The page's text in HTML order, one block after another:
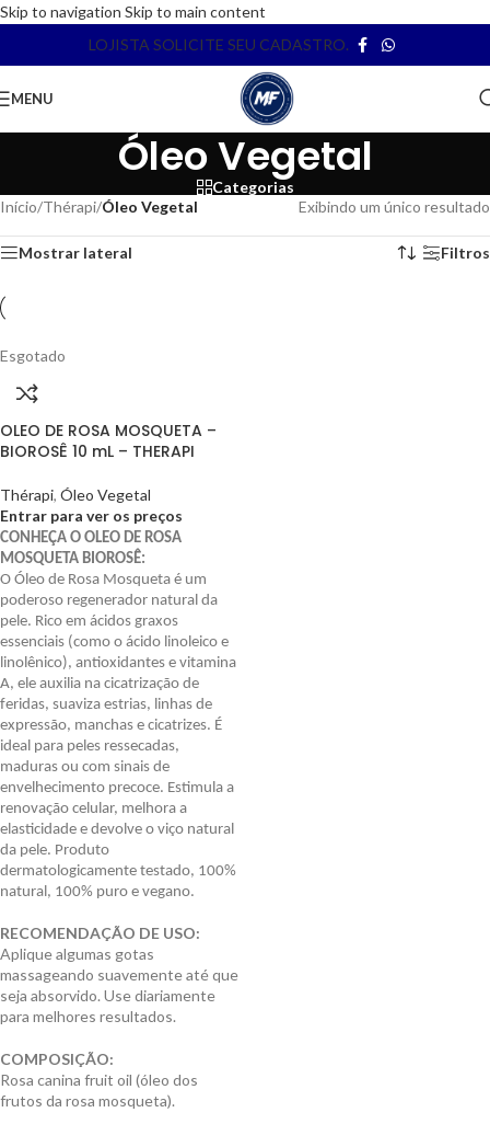
Skip to navigation Skip to main content
LOJISTA SOLICITE SEU CADASTRO.
MENU
Óleo Vegetal
Categorias
Início/Thérapi/Óleo Vegetal Exibindo um único resultado
Mostrar lateral Filtros
Esgotado
OLEO DE ROSA MOSQUETA –
BIOROSÊ 10 mL – THERAPI
Thérapi, Óleo Vegetal
Entrar para ver os preços
CONHEÇA O OLEO DE ROSA
MOSQUETA BIOROSÊ:
O Óleo de Rosa Mosqueta é um
poderoso regenerador natural da
pele. Rico em ácidos graxos
essenciais (como o ácido linoleico e
linolênico), antioxidantes e vitamina
A, ele auxilia na cicatrização de
feridas, suaviza estrias, linhas de
expressão, manchas e cicatrizes. É
ideal para peles ressecadas,
maduras ou com sinais de
envelhecimento precoce. Estimula a
renovação celular, melhora a
elasticidade e devolve o viço natural
da pele. Produto
dermatologicamente testado, 100%
natural, 100% puro e vegano.
RECOMENDAÇÃO DE USO:
Aplique algumas gotas
massageando suavemente até que
seja absorvido. Use diariamente
para melhores resultados.
COMPOSIÇÃO:
Rosa canina fruit oil (óleo dos
frutos da rosa mosqueta).